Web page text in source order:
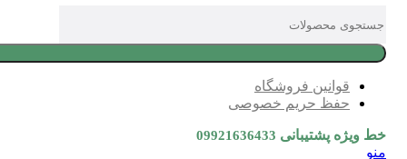
قوانین فروشگاه
حفظ حریم خصوصی
خط ویژه پشتیبانی 09921636433
منو